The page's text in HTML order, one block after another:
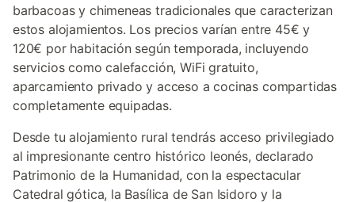
barbacoas y chimeneas tradicionales que caracterizan
estos alojamientos. Los precios varían entre 45€ y
120€ por habitación según temporada, incluyendo
servicios como calefacción, WiFi gratuito,
aparcamiento privado y acceso a cocinas compartidas
completamente equipadas.
Desde tu alojamiento rural tendrás acceso privilegiado
al impresionante centro histórico leonés, declarado
Patrimonio de la Humanidad, con la espectacular
Catedral gótica, la Basílica de San Isidoro y la